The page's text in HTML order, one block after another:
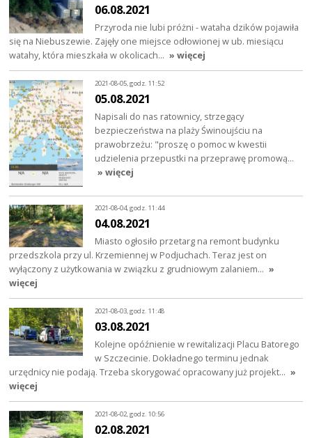
06.08.2021
Przyroda nie lubi próżni - wataha dzików pojawiła
się na Niebuszewie. Zajęły one miejsce odłowionej w ub. miesiącu
watahy, która mieszkała w okolicach… » więcej
2021-08-05, godz. 11:52
05.08.2021
Napisali do nas ratownicy, strzegący
bezpieczeństwa na plaży Świnoujściu na
prawobrzeżu: "proszę o pomoc w kwestii
udzielenia przepustki na przeprawę promową…
» więcej
2021-08-04, godz. 11:44
04.08.2021
Miasto ogłosiło przetarg na remont budynku
przedszkola przy ul. Krzemiennej w Podjuchach. Teraz jest on
wyłączony z użytkowania w związku z grudniowym zalaniem… »
więcej
2021-08-03, godz. 11:48
03.08.2021
Kolejne opóźnienie w rewitalizacji Placu Batorego
w Szczecinie. Dokładnego terminu jednak
urzędnicy nie podają. Trzeba skorygować opracowany już projekt… »
więcej
2021-08-02, godz. 10:56
02.08.2021